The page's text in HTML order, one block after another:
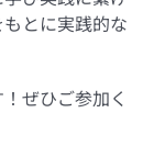
とに実践的な
ぜひご参加く